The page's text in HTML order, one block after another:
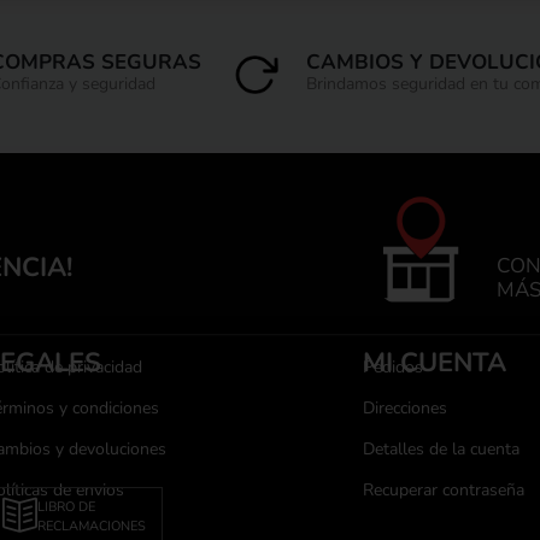
SEGURAS
y seguridad
CAMBIOS Y
Brindamos seguridad en tu
de privacidad
y condiciones
y devoluciones
de envios
LIBRO DE
RECLAMACIONES
MI CUENTA
Pedidos
Direcciones
Detalles de la cuenta
Recuperar contraseña